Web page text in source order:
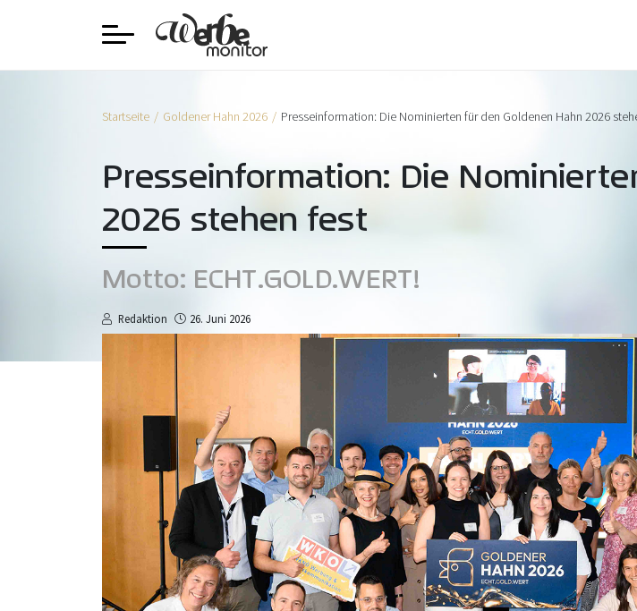
Startseite Goldener Hahn 2026 Presseinformation: Die Nominierten für den Goldenen Hahn 2026
Presseinformation: Die
2026 stehen fest
Motto: ECHT.GOLD.WERT!
Redaktion 26. Juni 2026